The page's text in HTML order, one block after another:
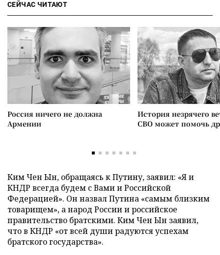
СЕЙЧАС ЧИТАЮТ
Россия ничего не должна
Армении
История незрячего
СВО может помочь
Ким Чен Ын, обращаясь к Путину, заявил: «Я и
КНДР всегда будем с Вами и Российской
Федерацией». Он назвал Путина «самым близким
товарищем», а народ России и российское
правительство братскими. Ким Чен Ын заявил,
что в КНДР «от всей души радуются успехам
братского государства».